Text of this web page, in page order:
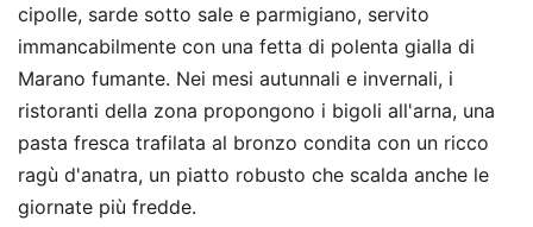
cipolle, sarde sotto sale e parmigiano, servito
immancabilmente con una fetta di polenta gialla di
Marano fumante. Nei mesi autunnali e invernali, i
ristoranti della zona propongono i bigoli all'arna, una
pasta fresca trafilata al bronzo condita con un ricco
ragù d'anatra, un piatto robusto che scalda anche le
giornate più fredde.